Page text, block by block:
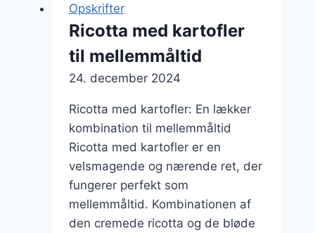
Opskrifter
Ricotta med kartofler
til mellemmåltid
24. december 2024
Ricotta med kartofler: En lækker
kombination til mellemmåltid
Ricotta med kartofler er en
velsmagende og nærende ret, der
fungerer perfekt som
mellemmåltid. Kombinationen af
den cremede ricotta og de bløde